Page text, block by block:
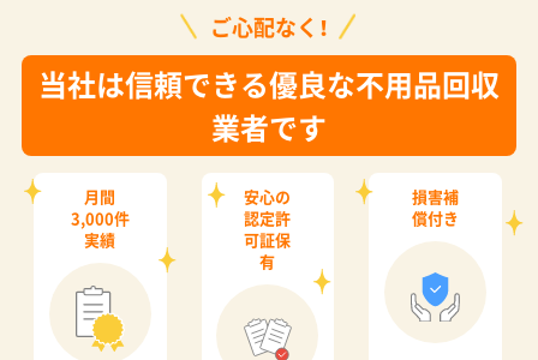
ご心配なく！
当社は信頼できる優良な不用品回収
業者です
月間
3,000件
実績
安心の
認定許
可証保
有
損害補
償付き